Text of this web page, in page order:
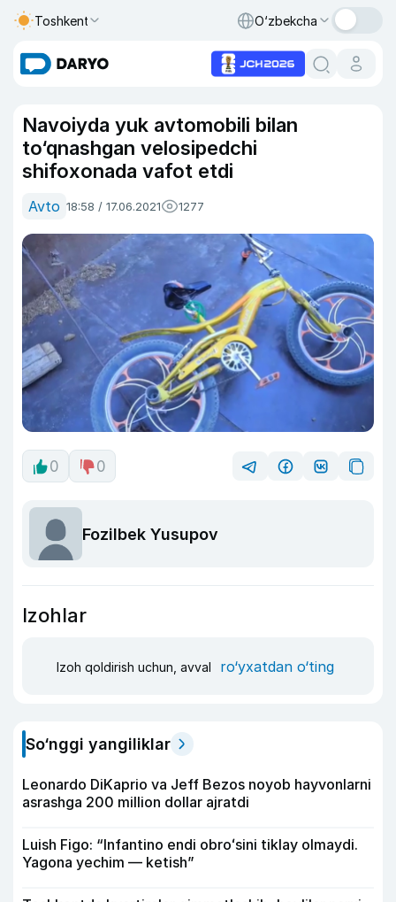
Toshkent O‘zbekcha
Navoiyda yuk avtomobili bilan
to‘qnashgan velosipedchi
shifoxonada vafot etdi
Avto 18:58 / 17.06.2021 1277
0 0
Fozilbek Yusupov
Izohlar
Izoh qoldirish uchun, avval ro‘yxatdan o‘ting
So‘nggi yangiliklar
Leonardo DiKaprio va Jeff Bezos noyob hayvonlarni
asrashga 200 million dollar ajratdi
Luish Figo: “Infantino endi obroʻsini tiklay olmaydi.
Yagona yechim — ketish”